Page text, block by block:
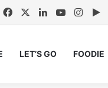
FacebookLinkedInYouTube
LET’S GO FOODIE